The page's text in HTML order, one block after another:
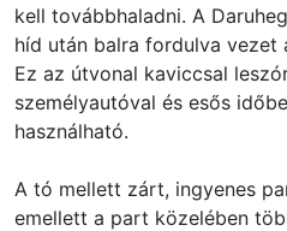
kell továbbhaladni. A
híd után balra fordulva
Ez az útvonal kaviccsal
személyautóval és esős
használható.
A tó mellett zárt, ingyenes
emellett a part közelében